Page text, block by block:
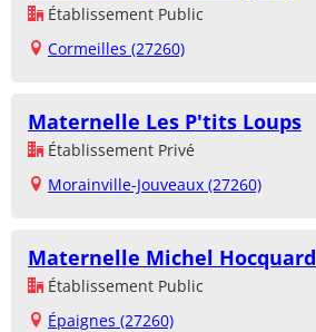
Établissement Public
Cormeilles (27260)
Maternelle Les P'tits Loups
Établissement Privé
Morainville-Jouveaux (27260)
Maternelle Michel Hocquard
Établissement Public
Épaignes (27260)